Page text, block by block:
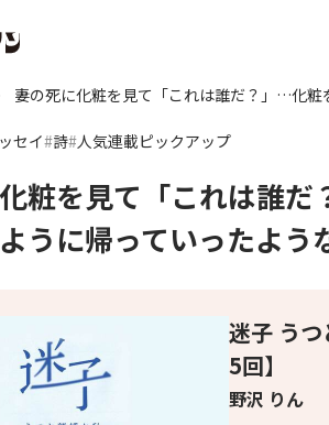
妻の死に化粧を見て「これは誰だ？」…化
セイ 詩 人気連載ピックアップ
粧を見て「これは誰
うに帰っていったよ
迷子 う
5回】
野沢 りん